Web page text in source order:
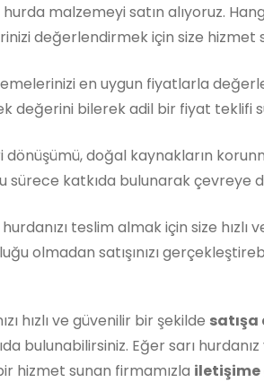
malzemeyi satın alıyoruz.
değerlendirmek için size hizmet
en uygun fiyatlarla
değerini bilerek adil bir fiyat teklifi
dönüşümü, doğal kaynakların
sürece katkıda bulunarak çevreye
teslim almak için size
olmadan satışınızı
hızlı ve güvenilir bir şekilde
bulunabilirsiniz. Eğer sarı
hizmet sunan firmamızla iletişime